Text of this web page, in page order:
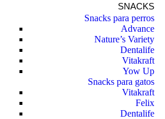
SNACKS
Snacks para perros
Advance
Nature’s Variety
Dentalife
Vitakraft
Yow Up
Snacks para gatos
Vitakraft
Felix
Dentalife